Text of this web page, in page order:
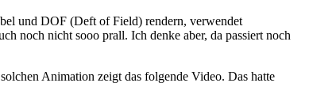
und DOF (Deft of Field) rendern, verwendet
noch nicht sooo prall. Ich denke aber, da passiert noch
Animation zeigt das folgende Video. Das hatte